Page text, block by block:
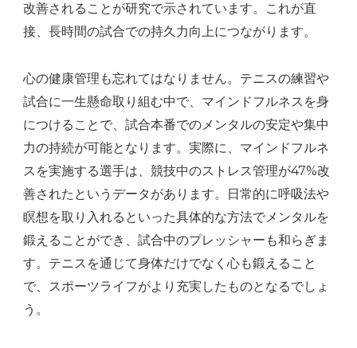
改善されることが研究で示されています。これが直
接、長時間の試合での持久力向上につながります。
心の健康管理も忘れてはなりません。テニスの練習や
試合に一生懸命取り組む中で、マインドフルネスを身
につけることで、試合本番でのメンタルの安定や集中
力の持続が可能となります。実際に、マインドフルネ
スを実施する選手は、競技中のストレス管理が47%改
善されたというデータがあります。日常的に呼吸法や
瞑想を取り入れるといった具体的な方法でメンタルを
鍛えることができ、試合中のプレッシャーも和らぎま
す。テニスを通じて身体だけでなく心も鍛えること
で、スポーツライフがより充実したものとなるでしょ
う。